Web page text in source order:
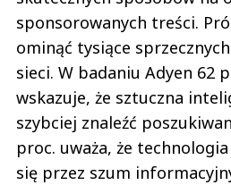
sponsorowanych treści.
ominąć tysiące
sieci. W badaniu Adyen 62
wskazuje, że sztuczna
szybciej znaleźć
proc. uważa, że
się przez szum